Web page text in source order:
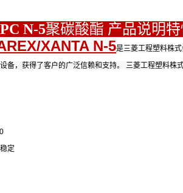
N-5聚碳酸酯 产品说明特
XANTA N-5是三菱工程塑料株
备，获得了客户的广泛信赖和支持。 三菱工程塑料株
定